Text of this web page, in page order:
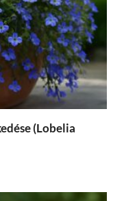
(Lobelia